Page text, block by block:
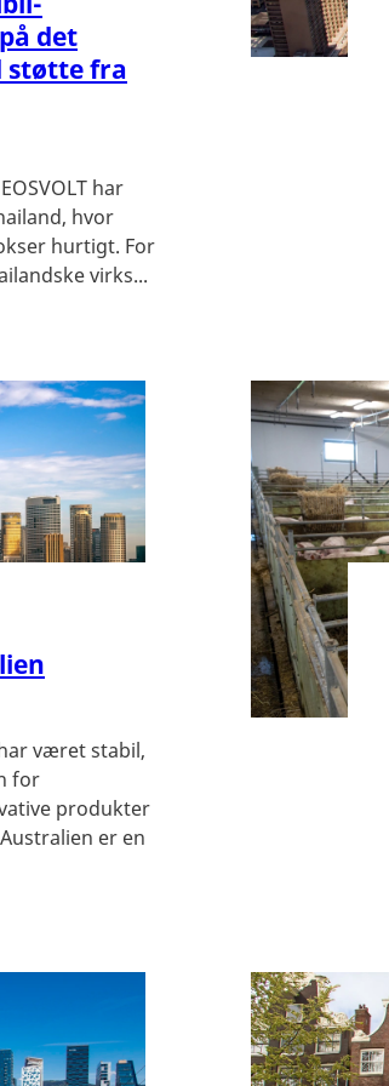
det
støtte fra
har
hvor
hurtigt. For
virks...
været stabil,
for
produkter
er en